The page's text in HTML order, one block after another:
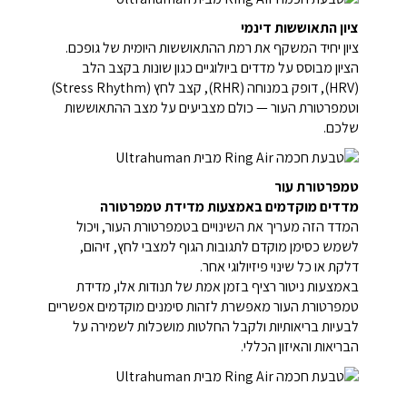
ציון התאוששות דינמי
ציון יחיד המשקף את רמת ההתאוששות היומית של גופכם.
הציון מבוסס על מדדים ביולוגיים כגון שונות בקצב הלב
(HRV), דופק במנוחה (RHR), קצב לחץ (Stress Rhythm)
וטמפרטורת העור — כולם מצביעים על מצב ההתאוששות
שלכם.
טמפרטורת עור
מדדים מוקדמים באמצעות מדידת טמפרטורה
המדד הזה מעריך את השינויים בטמפרטורת העור, ויכול
לשמש כסימן מוקדם לתגובות הגוף למצבי לחץ, זיהום,
דלקת או כל שינוי פיזיולוגי אחר.
באמצעות ניטור רציף בזמן אמת של תנודות אלו, מדידת
טמפרטורת העור מאפשרת לזהות סימנים מוקדמים אפשריים
לבעיות בריאותיות ולקבל החלטות מושכלות לשמירה על
הבריאות והאיזון הכללי.